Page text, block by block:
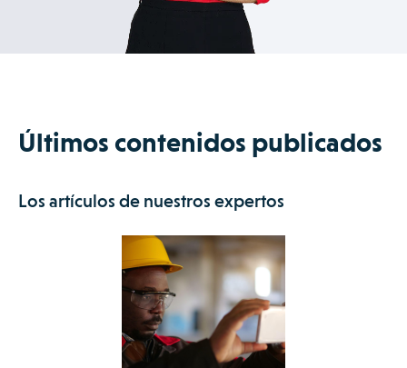
Últimos contenidos publicados
Los artículos de nuestros expertos